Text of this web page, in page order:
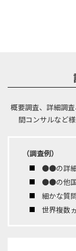
概要調査、詳細調
間コンサルなど
（調査例）
●●の詳細
●●の他国
細かな質
世界複数